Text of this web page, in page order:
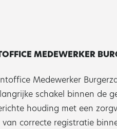
MEDEWERKER
Medewerker
schakel binnen de
houding met een
correcte registratie